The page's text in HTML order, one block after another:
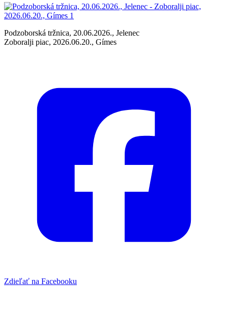
Podzoborská tržnica, 20.06.2026., Jelenec
Zoboralji piac, 2026.06.20., Gímes
Zdieľať na Facebooku